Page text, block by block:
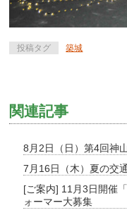
投稿タグ 築城
関連記事
8月2日（日）第4回神
7月16日（木）夏の交
[ご案内] 11月3日開催
ォーマー大募集